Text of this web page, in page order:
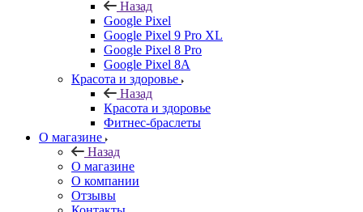
Назад
Google Pixel
Google Pixel 9 Pro XL
Google Pixel 8 Pro
Google Pixel 8A
Красота и здоровье
Назад
Красота и здоровье
Фитнес-браслеты
О магазине
Назад
О магазине
О компании
Отзывы